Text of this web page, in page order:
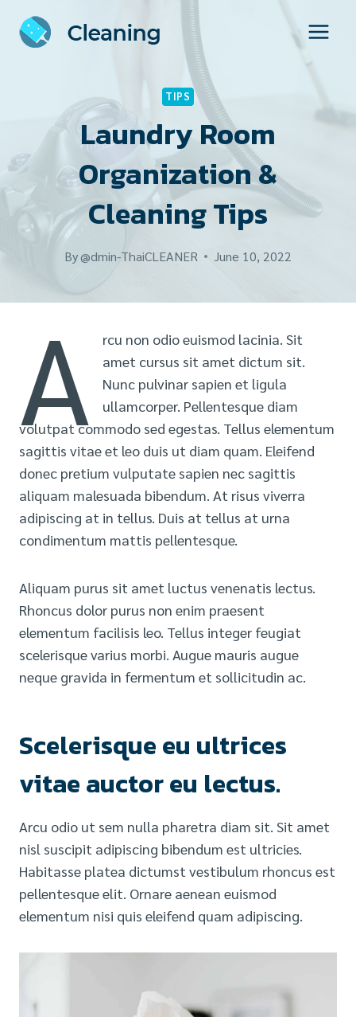
TIPS
Laundry Room
Organization &
Cleaning Tips
By@dmin-ThaiCLEANER June 10, 2022
A
rcu non odio euismod lacinia. Sit
amet cursus sit amet dictum sit.
Nunc pulvinar sapien et ligula
ullamcorper. Pellentesque diam
volutpat commodo sed egestas. Tellus elementum
sagittis vitae et leo duis ut diam quam. Eleifend
donec pretium vulputate sapien nec sagittis
aliquam malesuada bibendum. At risus viverra
adipiscing at in tellus. Duis at tellus at urna
condimentum mattis pellentesque.
Aliquam purus sit amet luctus venenatis lectus.
Rhoncus dolor purus non enim praesent
elementum facilisis leo. Tellus integer feugiat
scelerisque varius morbi. Augue mauris augue
neque gravida in fermentum et sollicitudin ac.
Scelerisque eu ultrices
vitae auctor eu lectus.
Arcu odio ut sem nulla pharetra diam sit. Sit amet
nisl suscipit adipiscing bibendum est ultricies.
Habitasse platea dictumst vestibulum rhoncus est
pellentesque elit. Ornare aenean euismod
elementum nisi quis eleifend quam adipiscing.